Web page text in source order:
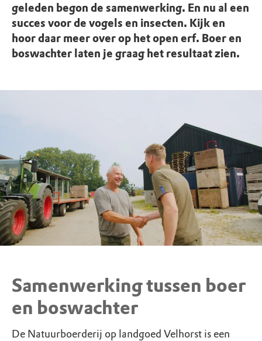
geleden begon de samenwerking. En nu al een
succes voor de vogels en insecten. Kijk en
hoor daar meer over op het open erf. Boer en
boswachter laten je graag het resultaat zien.
Samenwerking tussen boer
en boswachter
De Natuurboerderij op landgoed Velhorst is een